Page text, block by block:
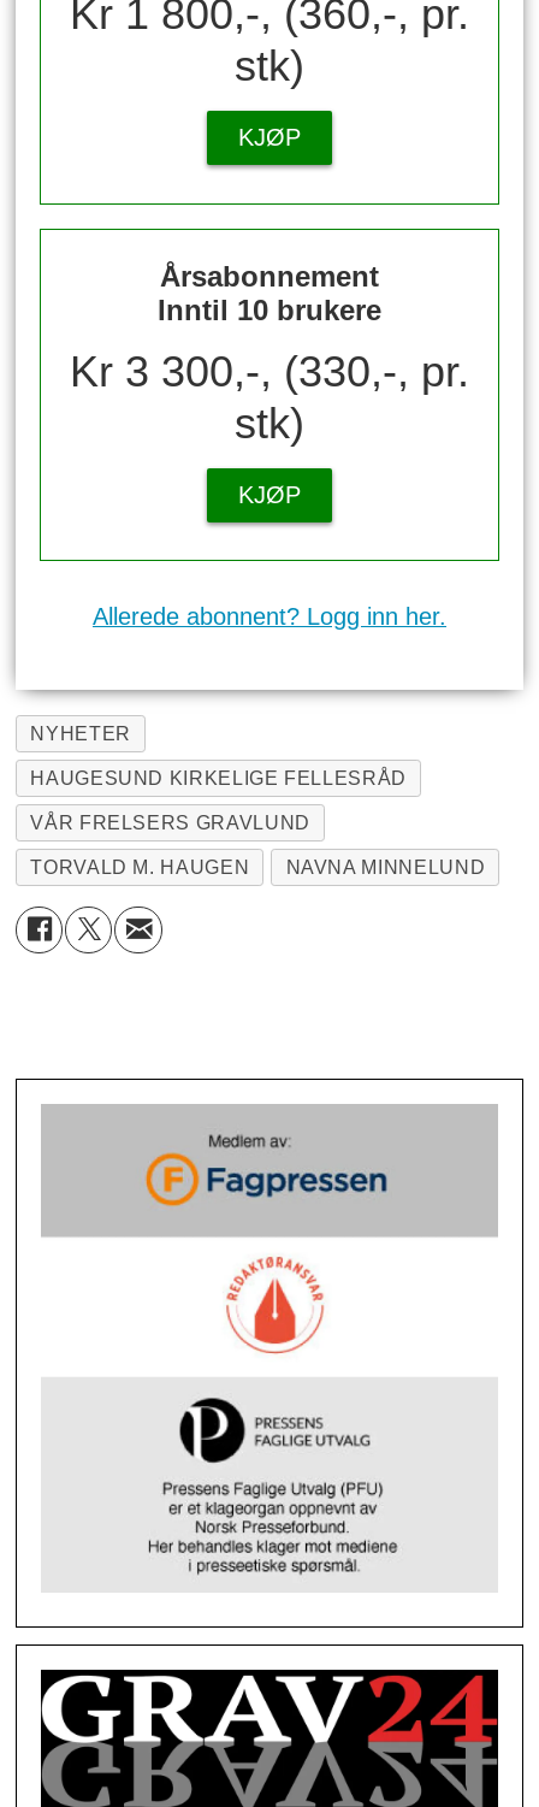
Kr 1 800,-, (360,-, pr.
stk)
KJØP
Årsabonnement
Inntil 10 brukere
Kr 3 300,-, (330,-, pr.
stk)
KJØP
Allerede abonnent? Logg inn her.
NYHETER
HAUGESUND KIRKELIGE FELLESRÅD
VÅR FRELSERS GRAVLUND
TORVALD M. HAUGEN NAVNA MINNELUND